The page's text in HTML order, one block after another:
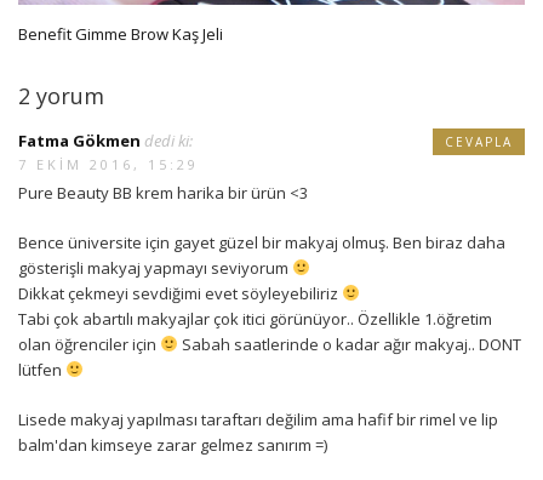
Benefit Gimme Brow Kaş Jeli
2 yorum
Fatma Gökmen dedi ki:
7 EKIM 2016, 15:29
Pure Beauty BB krem harika bir ürün <3
Bence üniversite için gayet güzel bir makyaj olmuş. Ben biraz daha
gösterişli makyaj yapmayı seviyorum
Dikkat çekmeyi sevdiğimi evet söyleyebiliriz
Tabi çok abartılı makyajlar çok itici görünüyor.. Özellikle 1.öğretim
olan öğrenciler için
Sabah saatlerinde o kadar ağır makyaj.. DONT
lütfen
Lisede makyaj yapılması taraftarı değilim ama hafif bir rimel ve lip
balm'dan kimseye zarar gelmez sanırım =)
CEVAPLA